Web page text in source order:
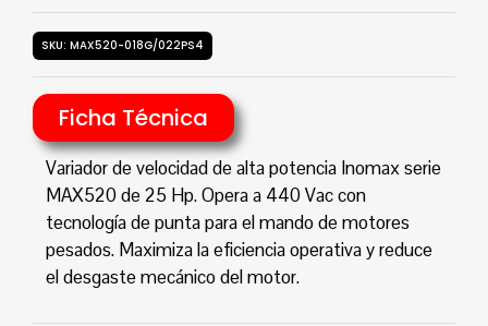
SKU: MAX520-018G/022PS4
Ficha Técnica
Variador de velocidad de alta potencia Inomax serie
MAX520 de 25 Hp. Opera a 440 Vac con
tecnología de punta para el mando de motores
pesados. Maximiza la eficiencia operativa y reduce
el desgaste mecánico del motor.